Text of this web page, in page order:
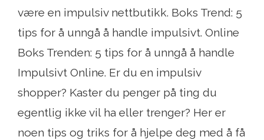
være en impulsiv nettbutikk. Boks Trend: 5
tips for å unngå å handle impulsivt. Online
Boks Trenden: 5 tips for å unngå å handle
Impulsivt Online. Er du en impulsiv
shopper? Kaster du penger på ting du
egentlig ikke vil ha eller trenger? Her er
noen tips og triks for å hjelpe deg med å få